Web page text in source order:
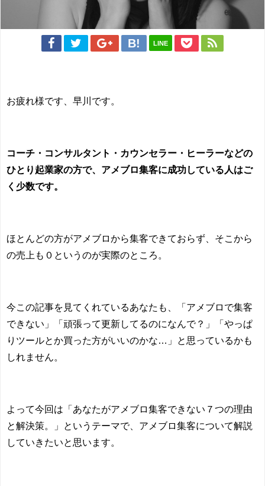
LINE
お疲れ様です、早川です。
コーチ・コンサルタント・カウンセラー・ヒーラーなどの
ひとり起業家の方で、アメブロ集客に成功している人はご
く少数です。
ほとんどの方がアメブロから集客できておらず、そこから
の売上も０というのが実際のところ。
今この記事を見てくれているあなたも、「アメブロで集客
できない」「頑張って更新してるのになんで？」「やっぱ
りツールとか買った方がいいのかな…」と思っているかも
しれません。
よって今回は「あなたがアメブロ集客できない７つの理由
と解決策。」というテーマで、アメブロ集客について解説
していきたいと思います。